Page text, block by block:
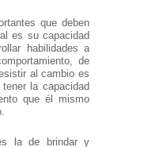
que deben
es su capacidad
habilidades a
de
al cambio es
la capacidad
que él mismo
la de brindar y